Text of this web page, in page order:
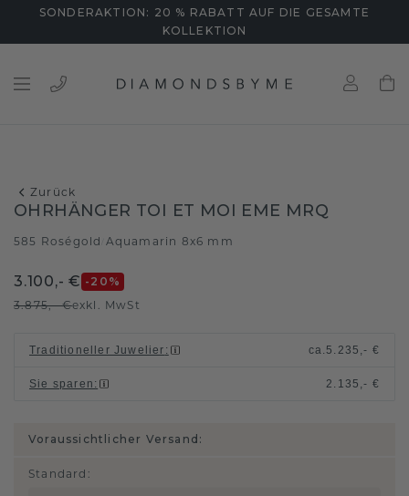
SONDERAKTION: 20 % RABATT AUF DIE GESAMTE
KOLLEKTION
Zurück
OHRHÄNGER TOI ET MOI EME MRQ
585 Roségold Aquamarin 8x6 mm
3.100,- € -20 %
3.875,- €exkl. MwSt
Traditioneller Juwelier : ca.5.235,- €
Sie sparen : 2.135,- €
Voraussichtlicher Versand:
Standard :